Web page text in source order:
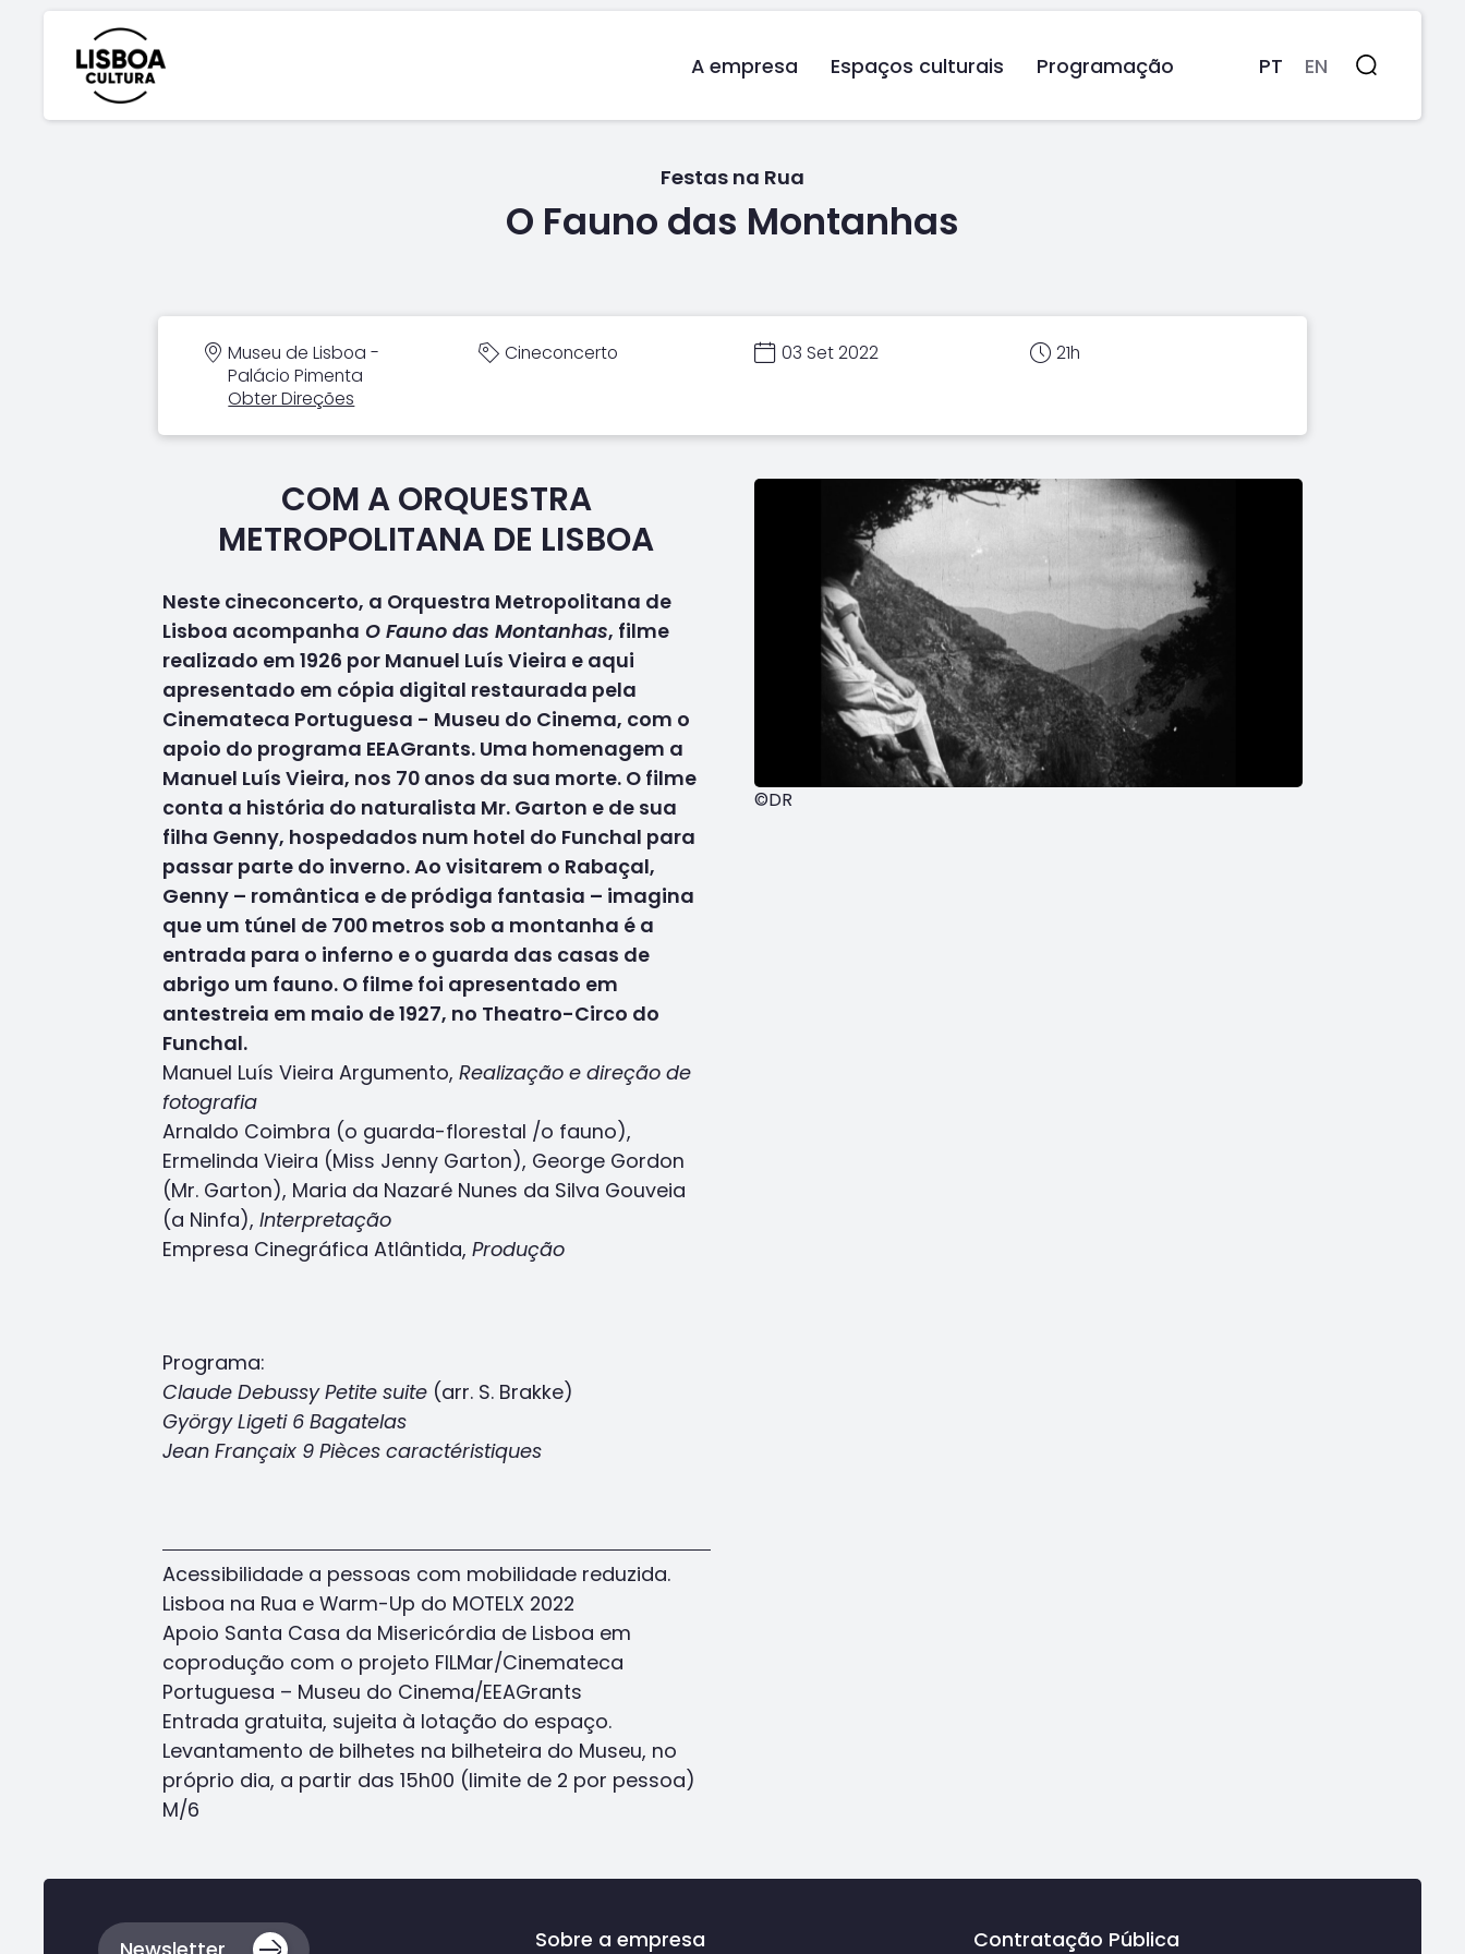
A empresa Espaços culturais Programação PT EN Pesquisa
Festas na Rua
O Fauno das Montanhas
Museu de Lisboa -
Palácio Pimenta
Obter Direções
Cineconcerto 03 Set 2022 21h
COM A ORQUESTRA
METROPOLITANA DE LISBOA
Neste cineconcerto, a Orquestra Metropolitana de
Lisboa acompanha O Fauno das Montanhas, filme
realizado em 1926 por Manuel Luís Vieira e aqui
apresentado em cópia digital restaurada pela
Cinemateca Portuguesa - Museu do Cinema, com o
apoio do programa EEAGrants. Uma homenagem a
Manuel Luís Vieira, nos 70 anos da sua morte. O filme
conta a história do naturalista Mr. Garton e de sua
filha Genny, hospedados num hotel do Funchal para
passar parte do inverno. Ao visitarem o Rabaçal,
Genny – romântica e de pródiga fantasia – imagina
que um túnel de 700 metros sob a montanha é a
entrada para o inferno e o guarda das casas de
abrigo um fauno. O filme foi apresentado em
antestreia em maio de 1927, no Theatro-Circo do
Funchal.
Manuel Luís Vieira Argumento, Realização e direção de
fotografia
Arnaldo Coimbra (o guarda-florestal /o fauno),
Ermelinda Vieira (Miss Jenny Garton), George Gordon
(Mr. Garton), Maria da Nazaré Nunes da Silva Gouveia
(a Ninfa), Interpretação
Empresa Cinegráfica Atlântida, Produção
Programa:
Claude Debussy Petite suite(arr. S. Brakke)
György Ligeti 6 Bagatelas
Jean Françaix 9 Pièces caractéristiques
Acessibilidade a pessoas com mobilidade reduzida.
Lisboa na Rua e Warm-Up do MOTELX 2022
Apoio Santa Casa da Misericórdia de Lisboa em
coprodução com o projeto FILMar/Cinemateca
Portuguesa – Museu do Cinema/EEAGrants
Entrada gratuita, sujeita à lotação do espaço.
Levantamento de bilhetes na bilheteira do Museu, no
próprio dia, a partir das 15h00 (limite de 2 por pessoa)
M/6
©DR
Voltar
Sobre a empresa Contratação Pública